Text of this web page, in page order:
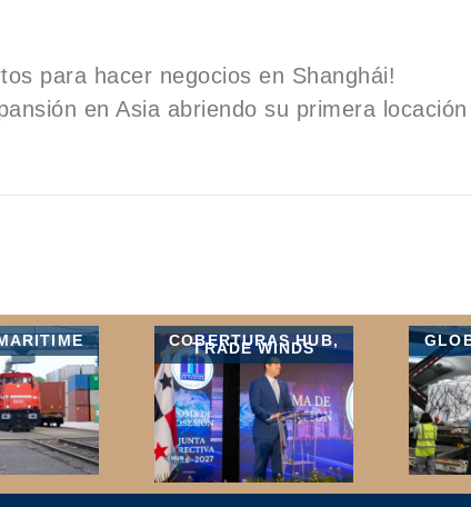
para hacer negocios en Shanghái!
en Asia abriendo su primera locación
COBERTURAS HUB,
TRADE WINDS